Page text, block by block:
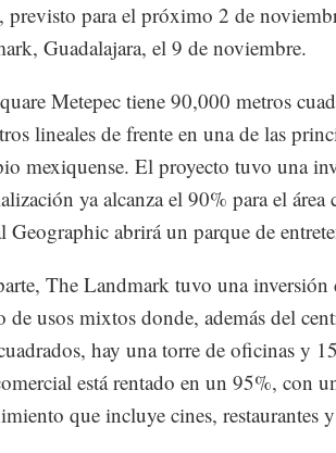
previsto para el próximo 2 de
Guadalajara, el 9 de noviembre.
Metepec tiene 90,000 metros
lineales de frente en una de las
mexiquense. El proyecto tuvo una
ya alcanza el 90% para el
Geographic abrirá un parque de
The Landmark tuvo una
de usos mixtos donde, además del
hay una torre de oficinas y
está rentado en un 95%, con
que incluye cines, restaurantes